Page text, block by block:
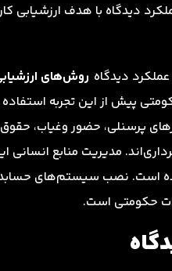
دیدگاه با هدف ارزشیابی
دیدگاه روش‌های
پیش از این تجربه استفاده
پرسنلی، حضور وغیاب،
مدیریت منابع انسانی
حکومتی است.